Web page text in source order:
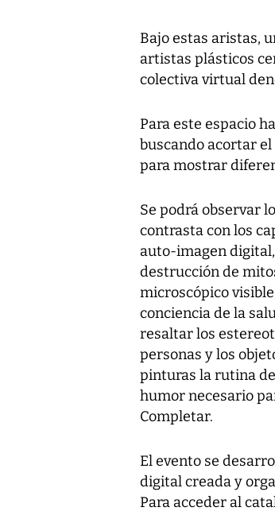
Bajo estas aristas,
artistas plásticos
colectiva virtual
Para este espacio
buscando acortar
para mostrar
Se podrá observar
contrasta con los
auto-imagen
destrucción de
microscópico
conciencia de la
resaltar los
personas y los
pinturas la rutina
humor necesario
Completar.
El evento se
digital creada y
Para acceder al